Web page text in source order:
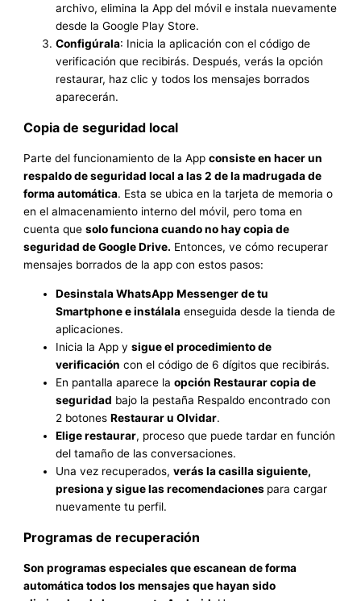
archivo, elimina la App del móvil e instala nuevamente
desde la Google Play Store.
Configúrala: Inicia la aplicación con el código de
verificación que recibirás. Después, verás la opción
restaurar, haz clic y todos los mensajes borrados
aparecerán.
Copia de seguridad local
Parte del funcionamiento de la Appconsiste en hacer un
respaldo de seguridad local a las 2 de la madrugada de
forma automática. Esta se ubica en la tarjeta de memoria o
en el almacenamiento interno del móvil, pero toma en
cuenta quesolo funciona cuando no hay copia de
seguridad de Google Drive. Entonces, ve cómo recuperar
mensajes borrados de la app con estos pasos:
Desinstala WhatsApp Messenger de tu
Smartphone e instálala enseguida desde la tienda de
aplicaciones.
Inicia la App ysigue el procedimiento de
verificación con el código de 6 dígitos que recibirás.
En pantalla aparece laopción Restaurar copia de
seguridad bajo la pestaña Respaldo encontrado con
2 botonesRestaurar u Olvidar.
Elige restaurar, proceso que puede tardar en función
del tamaño de las conversaciones.
Una vez recuperados,verás la casilla siguiente,
presiona y sigue las recomendaciones para cargar
nuevamente tu perfil.
Programas de recuperación
Son programas especiales que escanean de forma
automática todos los mensajes que hayan sido